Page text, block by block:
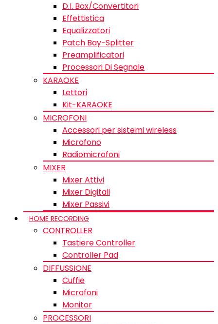
D.I. Box/Convertitori
Effettistica
Equalizzatori
Patch Bay-Splitter
Preamplificatori
Processori Di Segnale
KARAOKE
Lettori
Kit-KARAOKE
MICROFONI
Accessori per sistemi wireless
Microfono
Radiomicrofoni
MIXER
Mixer Attivi
Mixer Digitali
Mixer Passivi
HOME RECORDING
CONTROLLER
Tastiere Controller
Controller Pad
DIFFUSSIONE
Cuffie
Microfoni
Monitor
PROCESSORI